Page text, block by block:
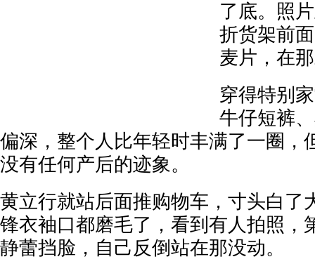
了底。照
折货架前
麦片，在
穿得特别
牛仔短裤
偏深，整个人比年轻时丰满了一圈，
没有任何产后的迹象。
黄立行就站后面推购物车，寸头白了
锋衣袖口都磨毛了，看到有人拍照，
静蕾挡脸，自己反倒站在那没动。